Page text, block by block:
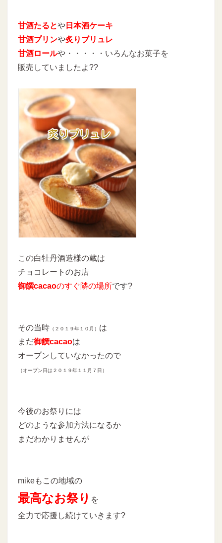
甘酒たるとや 日本酒ケーキ
甘酒プリンや炙りブリュレ
甘酒ロールや・・・・・いろんなお菓子を
販売していましたよ??
この白牡丹酒造様の蔵は
チョコレートのお店
御饌cacaoのすぐ隣の場所です?
その当時 （２０１９年１０月） は
まだ御饌cacaoは
オープンしていなかったので
（オープン日は２０１９年１１月７日）
今後のお祭りには
どのような参加方法になるか
まだわかりませんが
mikeもこの地域の
最高なお祭り を
全力で応援し続けていきます?